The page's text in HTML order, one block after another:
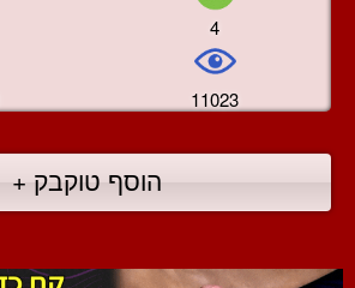
4
11023
הוסף טוקבק +